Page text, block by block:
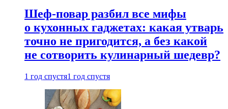
Шеф-повар разбил все мифы
о кухонных гаджетах: какая утварь
точно не пригодится, а без какой
не сотворить кулинарный шедевр?
1 год спустя1 год спустя